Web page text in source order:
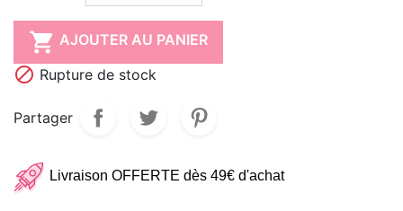
 AJOUTER AU PANIER
 Rupture de stock
Partager
Livraison OFFERTE dès 49€ d'achat